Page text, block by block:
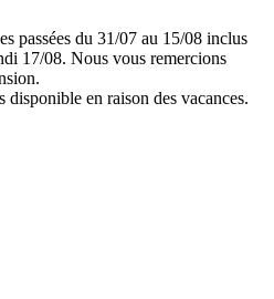
passées du 31/07 au 15/08 inclus
17/08. Nous vous remercions
disponible en raison des vacances.